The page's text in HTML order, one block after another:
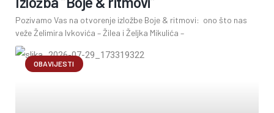
Pozivamo Vas na otvorenje izložbe Boje & ritmovi: ono što nas
veže Želimira Ivkovića – Žilea i Željka Mikulića –
OBAVIJESTI